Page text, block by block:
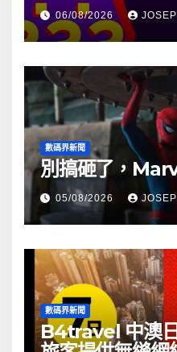
06/08/2026
數碼界新聞
別搞砸了，
05/08/2026
數碼界新聞
B4travel 中澳